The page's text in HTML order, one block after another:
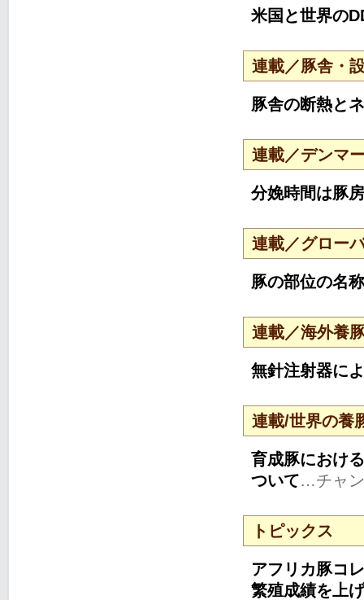
米国と世界の
連載／豚舎・
豚舎の断熱と
連載／デンマ
分娩時間は豚
連載／グロー
豚の部位の名
連載／海外養
無針注射器に
連載/世界の養
育成豚におけ
ついて…チャ
トピックス
アフリカ豚コ
繁殖成績を上